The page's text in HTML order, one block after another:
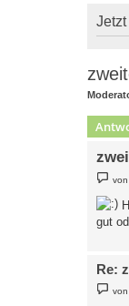
e
i
t
r
gut
Re:
e